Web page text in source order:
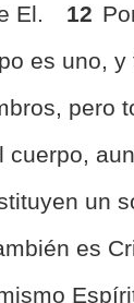
El.
12
es uno, y
pero
cuerpo,
un
es